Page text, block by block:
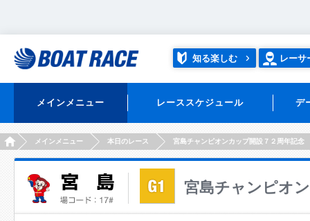
知る楽しむ レーサ
メインメニュー レーススケジュール デ
HOMEメインメニュー 本日のレース 宮島チャンピオンカップ開設７２周年記念
宮島チャンピオ